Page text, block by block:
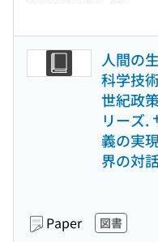
人間の
科学技
世紀政
リーズ.
義の実
界の対
Paper 図書